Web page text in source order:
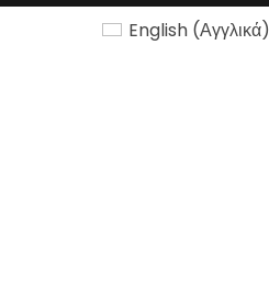
English (Αγγλικά)